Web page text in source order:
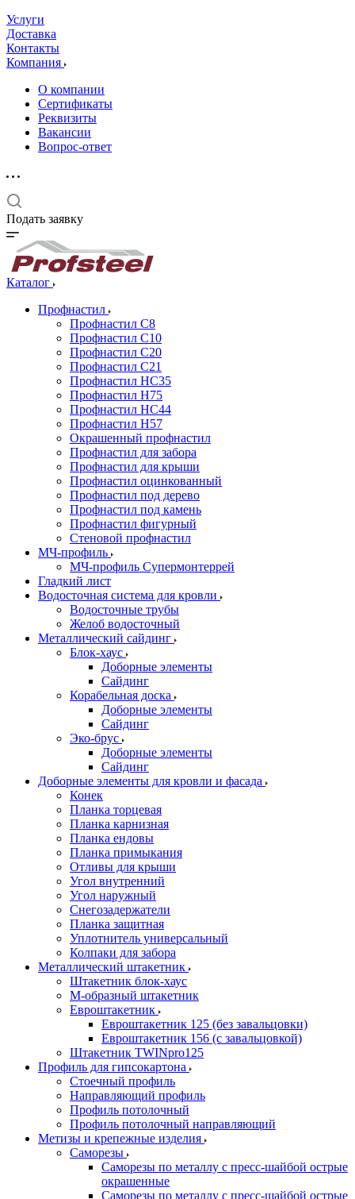
Услуги
Доставка
Контакты
Компания
О компании
Сертификаты
Реквизиты
Вакансии
Вопрос-ответ
Подать заявку
Каталог
Профнастил
Профнастил С8
Профнастил С10
Профнастил С20
Профнастил С21
Профнастил НС35
Профнастил Н75
Профнастил HC44
Профнастил Н57
Окрашенный профнастил
Профнастил для забора
Профнастил для крыши
Профнастил оцинкованный
Профнастил под дерево
Профнастил под камень
Профнастил фигурный
Стеновой профнастил
МЧ-профиль
МЧ-профиль Супермонтеррей
Гладкий лист
Водосточная система для кровли
Водосточные трубы
Желоб водосточный
Металлический сайдинг
Блок-хаус
Доборные элементы
Сайдинг
Корабельная доска
Доборные элементы
Сайдинг
Эко-брус
Доборные элементы
Сайдинг
Доборные элементы для кровли и фасада
Конек
Планка торцевая
Планка карнизная
Планка ендовы
Планка примыкания
Отливы для крыши
Угол внутренний
Угол наружный
Снегозадержатели
Планка защитная
Уплотнитель универсальный
Колпаки для забора
Металлический штакетник
Штакетник блок-хаус
М-образный штакетник
Евроштакетник
Евроштакетник 125 (без завальцовки)
Евроштакетник 156 (с завальцовкой)
Штакетник TWINpro125
Профиль для гипсокартона
Стоечный профиль
Направляющий профиль
Профиль потолочный
Профиль потолочный направляющий
Метизы и крепежные изделия
Саморезы
Саморезы по металлу с пресс-шайбой острые
окрашенные
Саморезы по металлу с пресс-шайбой острые